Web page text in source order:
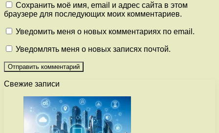
Сохранить моё имя, email и адрес сайта в этом
браузере для последующих моих комментариев.
Уведомить меня о новых комментариях по email.
Уведомлять меня о новых записях почтой.
Свежие записи